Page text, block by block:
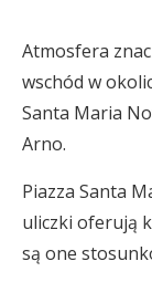
Atmosfera
wschód w
Santa Maria
Arno.
Piazza Santa
uliczki oferują
są one